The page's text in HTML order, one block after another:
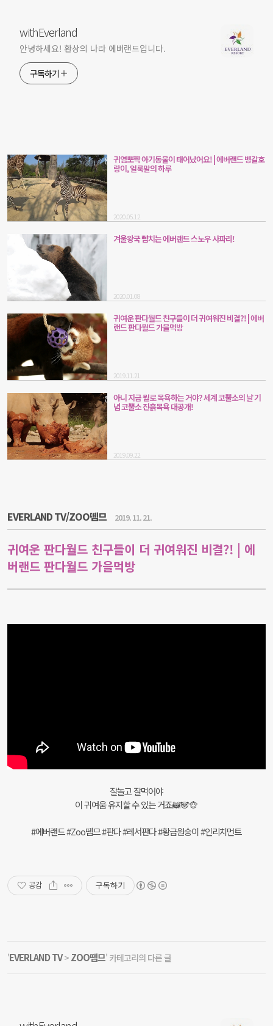
withEverland
안녕하세요! 환상의 나라 에버랜드입니다.
구독하기
귀염뽀짝 아기동물이 태어났어요! | 에버랜드 벵갈호
랑이, 얼룩말의 하루
2020.05.12
겨울왕국 뺨치는 에버랜드 스노우 사파리!
2020.01.08
귀여운 판다월드 친구들이 더 귀여워진 비결?! | 에버
랜드 판다월드 가을먹방
2019.11.21
아니 지금 뭘로 목욕하는 거야? 세계 코뿔소의 날 기
념 코뿔소 진흙목욕 대공개!
2019.09.22
EVERLAND TV/ZOO뗌므 2019. 11. 21.
귀여운 판다월드 친구들이 더 귀여워진 비결?! | 에
버랜드 판다월드 가을먹방
잘놀고 잘먹어야
이 귀여움 유지할 수 있는 거죠🦝🐼🐵
#에버랜드 #Zoo뗌므 #판다 #레서판다 #황금원숭이 #인리치먼트
공감 구독하기
'EVERLAND TV> ZOO뗌므' 카테고리의 다른 글